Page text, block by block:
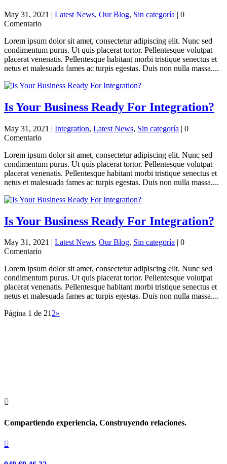
May 31, 2021 | Latest News, Our Blog, Sin categoría | 0
Comentario
Lorem ipsum dolor sit amet, consectetur adipiscing elit. Nunc sed
condimentum purus. Ut quis placerat tortor. Pellentesque volutpat
placerat venenatis. Pellentesque habitant morbi tristique senectus et
netus et malesuada fames ac turpis egestas. Duis non nulla massa....
Is Your Business Ready For Integration?
May 31, 2021 | Integration, Latest News, Sin categoría | 0
Comentario
Lorem ipsum dolor sit amet, consectetur adipiscing elit. Nunc sed
condimentum purus. Ut quis placerat tortor. Pellentesque volutpat
placerat venenatis. Pellentesque habitant morbi tristique senectus et
netus et malesuada fames ac turpis egestas. Duis non nulla massa....
Is Your Business Ready For Integration?
May 31, 2021 | Latest News, Our Blog, Sin categoría | 0
Comentario
Lorem ipsum dolor sit amet, consectetur adipiscing elit. Nunc sed
condimentum purus. Ut quis placerat tortor. Pellentesque volutpat
placerat venenatis. Pellentesque habitant morbi tristique senectus et
netus et malesuada fames ac turpis egestas. Duis non nulla massa....
Página 1 de 212»

Compartiendo experiencia, Construyendo relaciones.
